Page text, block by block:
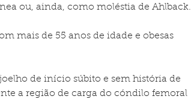
ou, ainda, como moléstia de Ahlback.
mais de 55 anos de idade e obesas
de início súbito e sem história de
a região de carga do cóndilo femoral